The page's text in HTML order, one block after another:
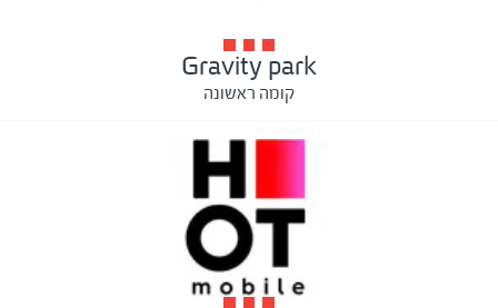
Gravity park
קומה ראשונה